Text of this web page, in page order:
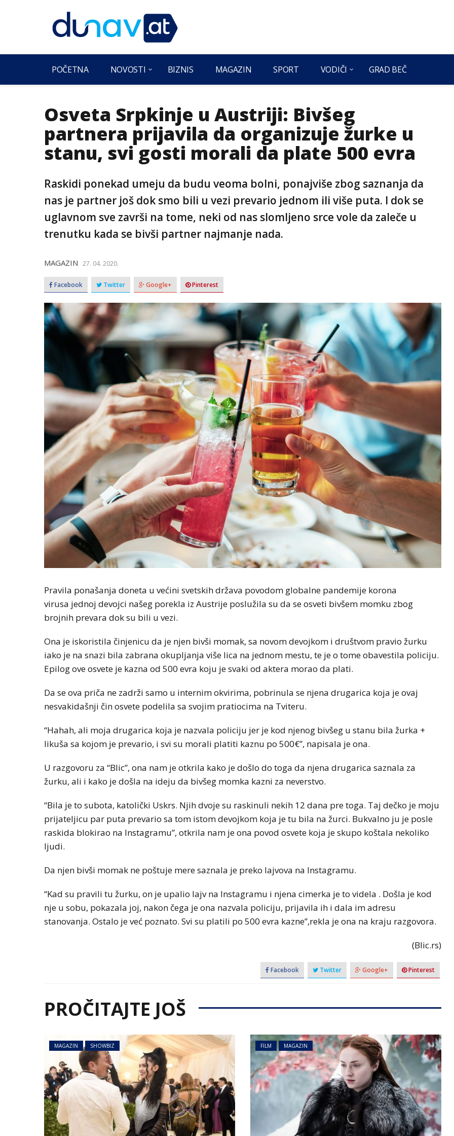
POČETNA NOVOSTI BIZNIS MAGAZIN SPORT VODIČI GRAD BEČ
Osveta Srpkinje u Austriji: Bivšeg
partnera prijavila da organizuje žurke u
stanu, svi gosti morali da plate 500 evra
Raskidi ponekad umeju da budu veoma bolni, ponajviše zbog saznanja da
nas je partner još dok smo bili u vezi prevario jednom ili više puta. I dok se
uglavnom sve završi na tome, neki od nas slomljeno srce vole da zaleče u
trenutku kada se bivši partner najmanje nada.
MAGAZIN 27. 04. 2020.
Facebook Twitter Google+ Pinterest
Pravila ponašanja doneta u većini svetskih država povodom globalne pandemije korona
virusa jednoj devojci našeg porekla iz Austrije poslužila su da se osveti bivšem momku zbog
brojnih prevara dok su bili u vezi.
Ona je iskoristila činjenicu da je njen bivši momak, sa novom devojkom i društvom pravio žurku
iako je na snazi bila zabrana okupljanja više lica na jednom mestu, te je o tome obavestila policiju.
Epilog ove osvete je kazna od 500 evra koju je svaki od aktera morao da plati.
Da se ova priča ne zadrži samo u internim okvirima, pobrinula se njena drugarica koja je ovaj
nesvakidašnji čin osvete podelila sa svojim pratiocima na Tviteru.
“Hahah, ali moja drugarica koja je nazvala policiju jer je kod njenog bivšeg u stanu bila žurka +
likuša sa kojom je prevario, i svi su morali platiti kaznu po 500€”, napisala je ona.
U razgovoru za “Blic”, ona nam je otkrila kako je došlo do toga da njena drugarica saznala za
žurku, ali i kako je došla na ideju da bivšeg momka kazni za neverstvo.
“Bila je to subota, katolički Uskrs. Njih dvoje su raskinuli nekih 12 dana pre toga. Taj dečko je moju
prijateljicu par puta prevario sa tom istom devojkom koja je tu bila na žurci. Bukvalno ju je posle
raskida blokirao na Instagramu”, otkrila nam je ona povod osvete koja je skupo koštala nekoliko
ljudi.
Da njen bivši momak ne poštuje mere saznala je preko lajvova na Instagramu.
“Kad su pravili tu žurku, on je upalio lajv na Instagramu i njena cimerka je to videla . Došla je kod
nje u sobu, pokazala joj, nakon čega je ona nazvala policiju, prijavila ih i dala im adresu
stanovanja. Ostalo je već poznato. Svi su platili po 500 evra kazne”,rekla je ona na kraju razgovora.
(Blic.rs)
Facebook Twitter Google+ Pinterest
PROČITAJTE JOŠ
MAGAZIN SHOWBIZ FILM MAGAZIN